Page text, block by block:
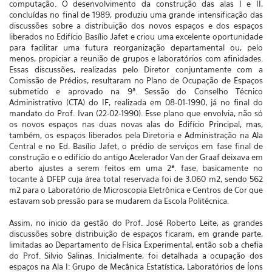
computação. O desenvolvimento da construção das alas I e II,
concluídas no final de 1989, produziu uma grande intensificação das
discussões sobre a distribuição dos novos espaços e dos espaços
liberados no Edifício Basílio Jafet e criou uma excelente oportunidade
para facilitar uma futura reorganização departamental ou, pelo
menos, propiciar a reunião de grupos e laboratórios com afinidades.
Essas discussões, realizadas pelo Diretor conjuntamente com a
Comissão de Prédios, resultaram no Plano de Ocupação de Espaços
submetido e aprovado na 9ª. Sessão do Conselho Técnico
Administrativo (CTA) do IF, realizada em 08-01-1990, já no final do
mandato do Prof. Ivan (22-02-1990). Esse plano que envolvia, não só
os novos espaços nas duas novas alas do Edifício Principal, mas,
também, os espaços liberados pela Diretoria e Administração na Ala
Central e no Ed. Basílio Jafet, o prédio de serviços em fase final de
construção e o edifício do antigo Acelerador Van der Graaf deixava em
aberto ajustes a serem feitos em uma 2ª. fase, basicamente no
tocante à DFEP cuja área total reservada foi de 3.060 m2, sendo 562
m2 para o Laboratório de Microscopia Eletrônica e Centros de Cor que
estavam sob pressão para se mudarem da Escola Politécnica.
Assim, no inicio da gestão do Prof. José Roberto Leite, as grandes
discussões sobre distribuição de espaços ficaram, em grande parte,
limitadas ao Departamento de Física Experimental, então sob a chefia
do Prof. Silvio Salinas. Inicialmente, foi detalhada a ocupação dos
espaços na Ala I: Grupo de Mecânica Estatística, Laboratórios de Íons